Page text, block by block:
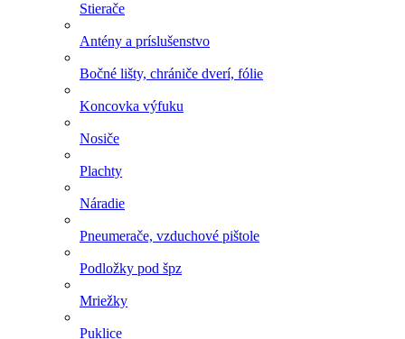
Stierače
Antény a príslušenstvo
Bočné lišty, chrániče dverí, fólie
Koncovka výfuku
Nosiče
Plachty
Náradie
Pneumerače, vzduchové pištole
Podložky pod špz
Mriežky
Puklice